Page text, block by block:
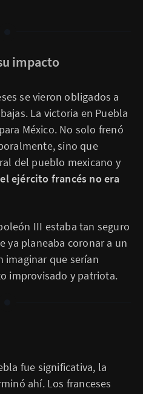
impacto
se vieron obligados a
La victoria en Puebla
México. No solo frenó
sino que
del pueblo mexicano y
el ejército francés no era
III estaba tan seguro
ya planeaba coronar a un
imaginar que serían
improvisado y patriota.
fue significativa, la
ahí. Los franceses